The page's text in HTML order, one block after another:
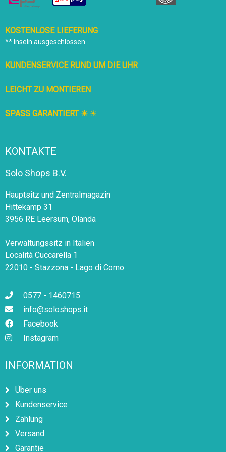
KOSTENLOSE LIEFERUNG
** Inseln ausgeschlossen
KUNDENSERVICE RUND UM DIE UHR
LEICHT ZU MONTIEREN
SPASS GARANTIERT ☀ ☀
KONTAKTE
Solo Shops B.V.
Hauptsitz und Zentralmagazin
Hittekamp 31
3956 RE Leersum, Olanda
Verwaltungssitz in Italien
Località Cuccarella 1
22010 - Stazzona - Lago di Como
0577 - 1460715
info@soloshops.it
Facebook
Instagram
INFORMATION
Über uns
Kundenservice
Zahlung
Versand
Garantie